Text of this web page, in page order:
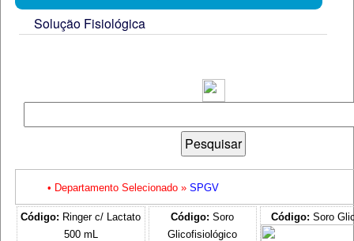
Solução Fisiológica
• Departamento Selecionado » SPGV
Código: Ringer c/ Lactato
500 mL
Código: Soro
Glicofisiológico
Código: Soro